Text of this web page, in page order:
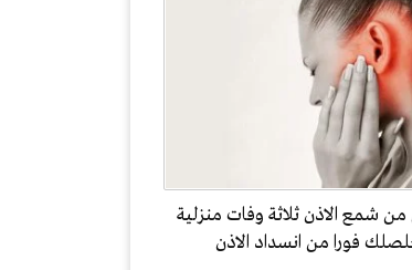
شمع الاذن ثلاثة وفات منزلية
فورا من انسداد الاذن